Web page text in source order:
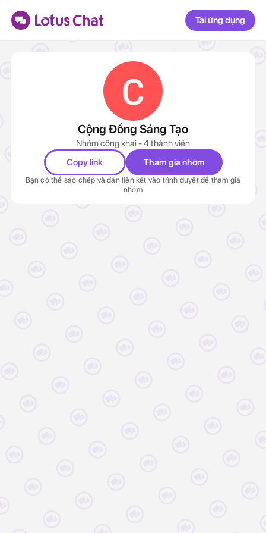
Tải ứng dụng
Cộng Đồng Sáng Tạo
Nhóm công khai - 4 thành viên
Copy link
Tham gia nhóm
Bạn có thể sao chép và dán liên kết vào trình duyệt để tham gia
nhóm